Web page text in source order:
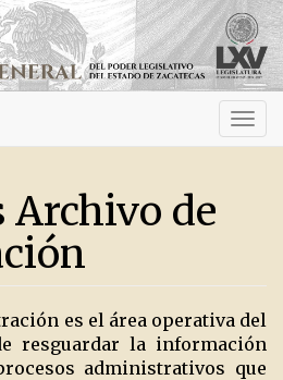
Archivo de
es el área operativa del
resguardar la información
administrativos que